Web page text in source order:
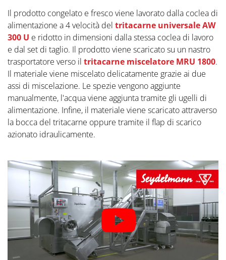
Il prodotto congelato e fresco viene lavorato dalla coclea di
alimentazione a 4 velocità del tritacarne universale AW
300 U e ridotto in dimensioni dalla stessa coclea di lavoro
e dal set di taglio. Il prodotto viene scaricato su un nastro
trasportatore verso il tritacarne miscelatore MRU 1800.
Il materiale viene miscelato delicatamente grazie ai due
assi di miscelazione. Le spezie vengono aggiunte
manualmente, l'acqua viene aggiunta tramite gli ugelli di
alimentazione. Infine, il materiale viene scaricato attraverso
la bocca del tritacarne oppure tramite il flap di scarico
azionato idraulicamente.